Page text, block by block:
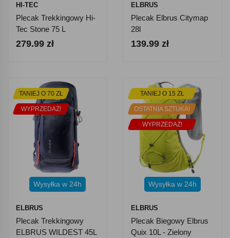
HI-TEC
Plecak Trekkingowy Hi-
Tec Stone 75 L
279.99 zł
ELBRUS
Plecak Elbrus Citymap
28l
139.99 zł
TANIEJ O 70 ZŁ
WYPRZEDAŻ!
Wysyłka w 24h
ELBRUS
Plecak Trekkingowy
ELBRUS WILDEST 45L
TANIEJ O 15 ZŁ
OSTATNIA SZTUKA!
WYPRZEDAŻ!
Wysyłka w 24h
ELBRUS
Plecak Biegowy Elbrus
Quix 10L - Zielony